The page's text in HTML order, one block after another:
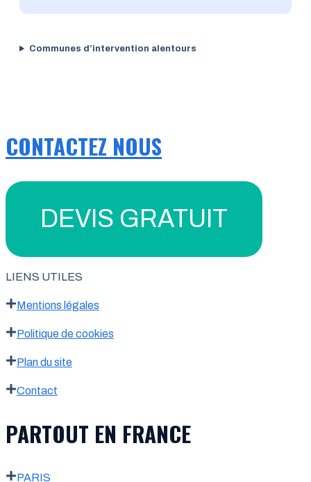
Communes d’intervention alentours
CONTACTEZ NOUS
DEVIS GRATUIT
LIENS UTILES
Mentions légales
Politique de cookies
Plan du site
Contact
PARTOUT EN FRANCE
PARIS